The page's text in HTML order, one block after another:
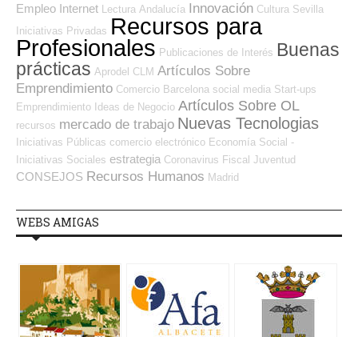
Empleo Internet Lectura Andalucía Innovación Cultura Sevilla
Iniciativas Privadas Recursos para
Profesionales Publicaciones de Interés Buenas
prácticas Aprodel CLM Artículos Sobre
Emprendimiento Comercio Barcelona social media Start-ups
Emprendimiento Ideas de Negocio Artículos Sobre OL
recursos mercado de trabajo Nuevas Tecnologias
Iniciativas Públicas comercio electrónico Economía Social -
Iniciativas Sociales estrategia Coronavirus Fiscal Juventud
CONSEJOS Recursos Humanos Madrid
WEBS AMIGAS